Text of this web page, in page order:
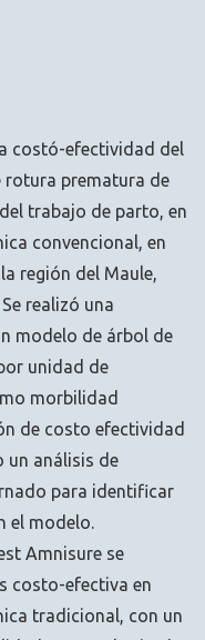
costó-efectividad del
rotura prematura de
trabajo de parto, en
convencional, en
región del Maule,
realizó una
modelo de árbol de
unidad de
morbilidad
de costo efectividad
un análisis de
para identificar
el modelo.
Amnisure se
costo-efectiva en
tradicional, con un